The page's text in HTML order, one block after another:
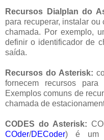
Recursos Dialplan do
para recuperar, instalar
chamada. Por exemplo,
definir o identificador de
saída.
Recursos do Asterisk:
fornecem recursos
Exemplos comuns de
chamada de
CODES do Asterisk:
COder/DECoder) é um